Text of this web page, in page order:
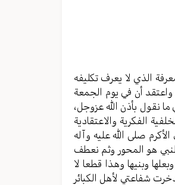
الذي لا يعرف تكليفه
أن في يوم الجمعة
نقول بأذن الله عزوجل،
الفكرية والاعتقادية
صلى الله عليه وآله
هو المحور وثم نعطف
وبنيها وهذا قطعا لا
شفاعتي لأهل الكبائر